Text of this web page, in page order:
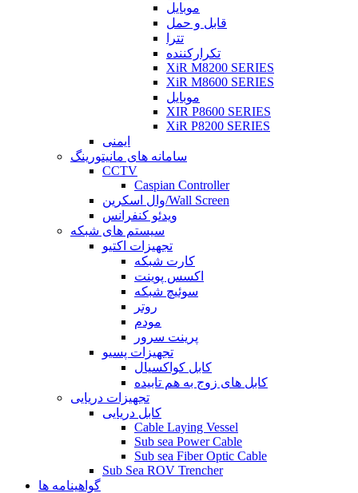
موبایل
قابل و حمل
تترا
تکرارکننده
XiR M8200 SERIES
XiR M8600 SERIES
موبایل
XIR P8600 SERIES
XiR P8200 SERIES
ایمنی
سامانه های مانیتورینگ
CCTV
Caspian Controller
وال اسکرین/Wall Screen
ویدئو کنفرانس
سیستم های شبکه
تجهیزات اکتیو
کارت شبکه
اکسس پوینت
سوئیچ شبکه
روتر
مودم
پرینت سرور
تجهیزات پسیو
کابل کواکسیال
کابل های زوج به هم تابیده
تجهیزات دریایی
کابل دریایی
Cable Laying Vessel
Sub sea Power Cable
Sub sea Fiber Optic Cable
Sub Sea ROV Trencher
گواهینامه ها